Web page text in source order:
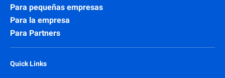
Para pequeñas empresas
Para la empresa
Para Partners
Quick Links